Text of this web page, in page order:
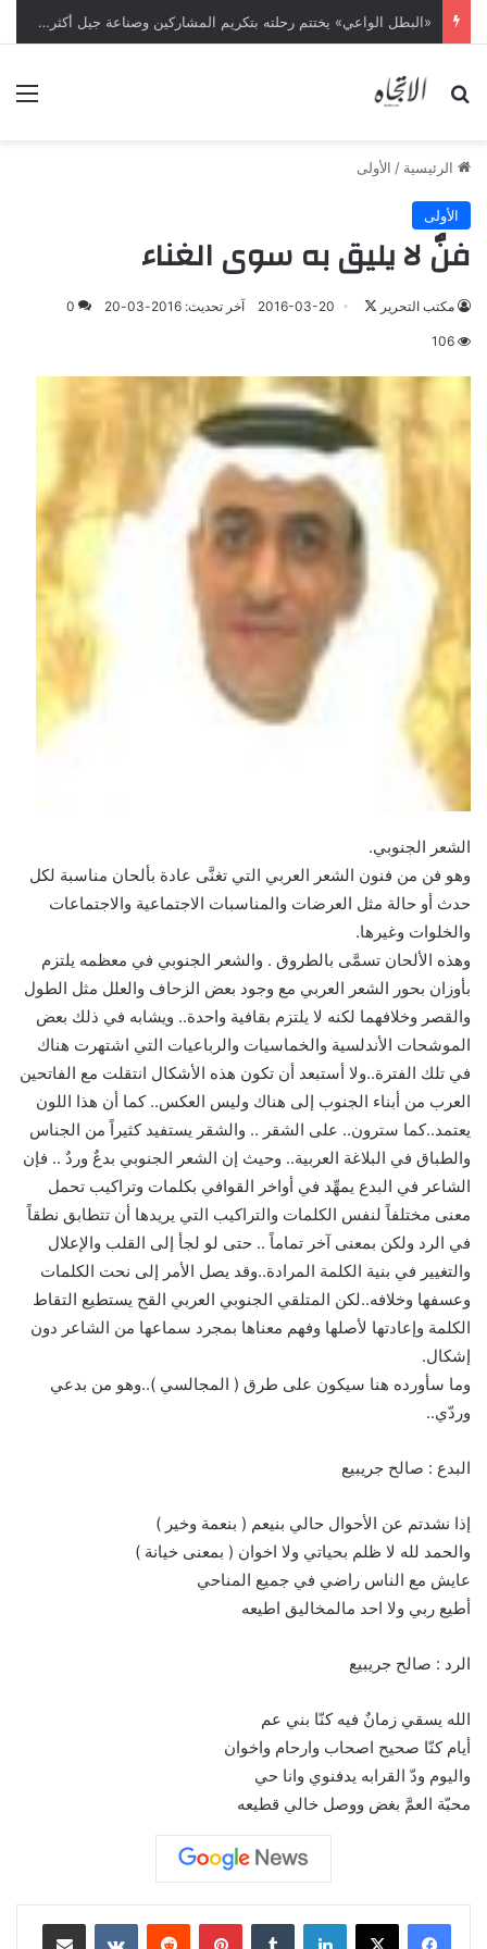
«البطل الواعي» يختتم رحلته بتكريم المشاركين وصناعة جيل أكثر وعياً
بحث عن
الرئيسية / الأولى
الأولى
فنٌ لا يليق به سوى الغناء
مكتب التحرير 2016-03-20 آخر تحديث: 2016-03-20 0
106
الشعر الجنوبي.
وهو فن من فنون الشعر العربي التي تغنَّى عادة بألحان مناسبة لكل
حدث أو حالة مثل العرضات والمناسبات الاجتماعية والاجتماعات
والخلوات وغيرها.
وهذه الألحان تسمَّى بالطروق . والشعر الجنوبي في معظمه يلتزم
بأوزان بحور الشعر العربي مع وجود بعض الزحاف والعلل مثل الطول
والقصر وخلافهما لكنه لا يلتزم بقافية واحدة.. ويشابه في ذلك بعض
الموشحات الأندلسية والخماسيات والرباعيات التي اشتهرت هناك
في تلك الفترة..ولا أستبعد أن تكون هذه الأشكال انتقلت مع الفاتحين
العرب من أبناء الجنوب إلى هناك وليس العكس.. كما أن هذا اللون
يعتمد..كما سترون.. على الشقر .. والشقر يستفيد كثيراً من الجناس
والطباق في البلاغة العربية.. وحيث إن الشعر الجنوبي بدعٌ وردٌ .. فإن
الشاعر في البدع يمهِّد في أواخر القوافي بكلمات وتراكيب تحمل
معنى مختلفاً لنفس الكلمات والتراكيب التي يريدها أن تتطابق نطقاً
في الرد ولكن بمعنى آخر تماماً .. حتى لو لجأ إلى القلب والإعلال
والتغيير في بنية الكلمة المرادة..وقد يصل الأمر إلى نحت الكلمات
وعسفها وخلافه..لكن المتلقي الجنوبي العربي القح يستطيع التقاط
الكلمة وإعادتها لأصلها وفهم معناها بمجرد سماعها من الشاعر دون
إشكال.
وما سأورده هنا سيكون على طرق ( المجالسي )..وهو من بدعي
وردّي..
البدع : صالح جريبيع
إذا نشدتم عن الأحوال حالي بنيعم ( بنعمة وخير )
والحمد لله لا ظلم بحياتي ولا اخوان ( بمعنى خيانة )
عايش مع الناس راضي في جميع المناحي
أطيع ربي ولا احد مالمخاليق اطيعه
الرد : صالح جريبيع
الله يسقي زمانٌ فيه كنّا بني عم
أيام كنّا صحيح اصحاب وارحام واخوان
واليوم ودّ القرابه يدفنوي وانا حي
محبّة العمَّ بغض ووصل خالي قطيعه
لينكدإن بينتيريست مشاركة عبر البريد